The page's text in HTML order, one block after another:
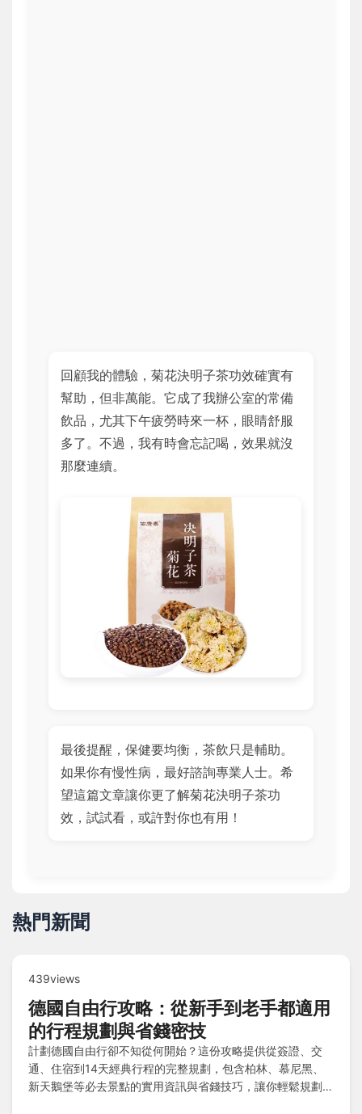
回顧我的體驗，菊花決明子茶功效確實有
幫助，但非萬能。它成了我辦公室的常備
飲品，尤其下午疲勞時來一杯，眼睛舒服
多了。不過，我有時會忘記喝，效果就沒
那麼連續。
最後提醒，保健要均衡，茶飲只是輔助。
如果你有慢性病，最好諮詢專業人士。希
望這篇文章讓你更了解菊花決明子茶功
效，試試看，或許對你也有用！
熱門新聞
439views
德國自由行攻略：從新手到老手都適用
的行程規劃與省錢密技
計劃德國自由行卻不知從何開始？這份攻略提供從簽證、交
通、住宿到14天經典行程的完整規劃，包含柏林、慕尼黑、
新天鵝堡等必去景點的實用資訊與省錢技巧，讓你輕鬆規劃難